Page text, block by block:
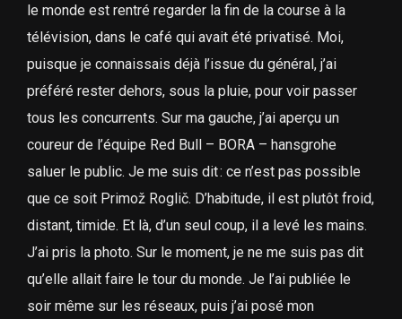
le monde est rentré regarder la fin de la course à la
télévision, dans le café qui avait été privatisé. Moi,
puisque je connaissais déjà l’issue du général, j’ai
préféré rester dehors, sous la pluie, pour voir passer
tous les concurrents. Sur ma gauche, j’ai aperçu un
coureur de l’équipe Red Bull – BORA – hansgrohe
saluer le public. Je me suis dit : ce n’est pas possible
que ce soit Primož Roglič. D’habitude, il est plutôt froid,
distant, timide. Et là, d’un seul coup, il a levé les mains.
J’ai pris la photo. Sur le moment, je ne me suis pas dit
qu’elle allait faire le tour du monde. Je l’ai publiée le
soir même sur les réseaux, puis j’ai posé mon